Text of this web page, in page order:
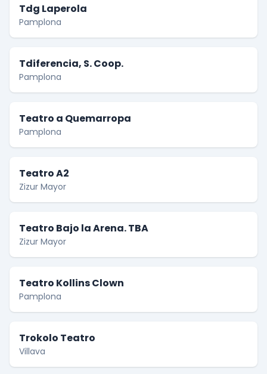
Tdg Laperola
Pamplona
Tdiferencia, S. Coop.
Pamplona
Teatro a Quemarropa
Pamplona
Teatro A2
Zizur Mayor
Teatro Bajo la Arena. TBA
Zizur Mayor
Teatro Kollins Clown
Pamplona
Trokolo Teatro
Villava